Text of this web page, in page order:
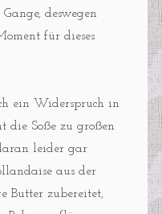
deswegen
für dieses
ein Widerspruch in
die Soße zu großen
leider gar
aus der
Butter zubereitet,